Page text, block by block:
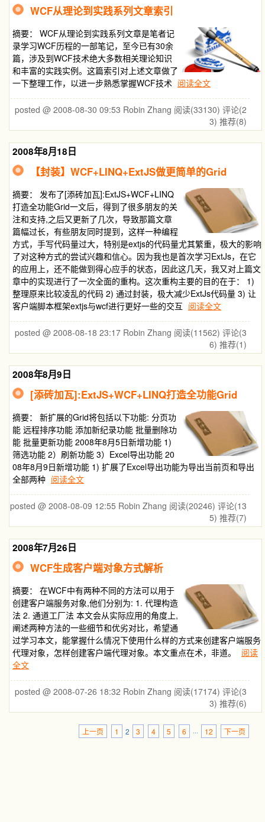
WCF从理论到实践系列文章索引
摘要： WCF从理论到实践系列文章是笔者记
录学习WCF历程的一部笔记，至今已有30余
篇，涉及到WCF技术绝大多数相关理论知识
和丰富的实践实例。这篇索引对上述文章做了
一下整理工作，以进一步熟悉掌握WCF技术 阅读全文
posted @ 2008-08-30 09:53 Robin Zhang 阅读(33130) 评论(2
3) 推荐(8)
2008年8月18日
【封装】WCF+LINQ+ExtJS做更简单的Grid
摘要： 发布了[添砖加瓦]:ExtJS+WCF+LINQ
打造全功能Grid一文后，得到了很多朋友的关
注和支持,之后又更新了几次，导致那篇文章
篇幅过长，有些朋友同时提到，这样一种编程
方式，手写代码量过大，特别是extjs的代码量尤其繁重，极大的影响
了对这种方式的尝试兴趣和信心。因为我也是首次学习ExtJs，在它
的应用上，还不能做到得心应手的状态，因此这几天，我又对上篇文
章中的实现进行了一次全面的重构。这次重构主要的目的在于： 1)
整理原来比较凌乱的代码 2) 通过封装，极大减少ExtJs代码量 3) 让
客户端脚本框架extjs与wcf进行更好一些的交互 阅读全文
posted @ 2008-08-18 23:17 Robin Zhang 阅读(11562) 评论(3
6) 推荐(1)
2008年8月9日
[添砖加瓦]:ExtJS+WCF+LINQ打造全功能Grid
摘要： 新扩展的Grid将包括以下功能: 分页功
能 远程排序功能 添加新纪录功能 批量删除功
能 批量更新功能 2008年8月5日新增功能 1)
筛选功能 2）刷新功能 3）Excel导出功能 20
08年8月9日新增功能 1) 扩展了Excel导出功能为导出当前页和导出
全部两种 阅读全文
posted @ 2008-08-09 12:55 Robin Zhang 阅读(20246) 评论(13
5) 推荐(7)
2008年7月26日
WCF生成客户端对象方式解析
摘要： 在WCF中有两种不同的方法可以用于
创建客户端服务对象,他们分别为: 1. 代理构造
法 2. 通道工厂法 本文会从实际应用的角度上,
阐述两种方法的一些细节和优劣对比，希望通
过学习本文，能掌握什么情况下使用什么样的方式来创建客户端服务
代理对象，怎样创建客户端代理对象。本文重点在术，非道。
阅读
全文
posted @ 2008-07-26 18:32 Robin Zhang 阅读(17174) 评论(3
3) 推荐(6)
上一页 1 2 3 4 5 6 ··· 12 下一页